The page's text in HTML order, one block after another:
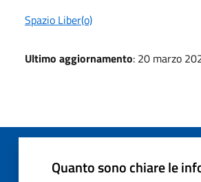
Spazio Liber(o)
Ultimo aggiornamento: 20 marzo
Quanto sono chiare le